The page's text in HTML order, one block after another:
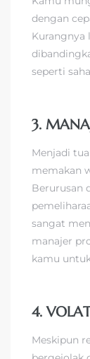
dengan
Kurangnya
seperti
3.
Menjadi
memakan
Berurusan
sangat
manajer
kamu
4.
Meskipun